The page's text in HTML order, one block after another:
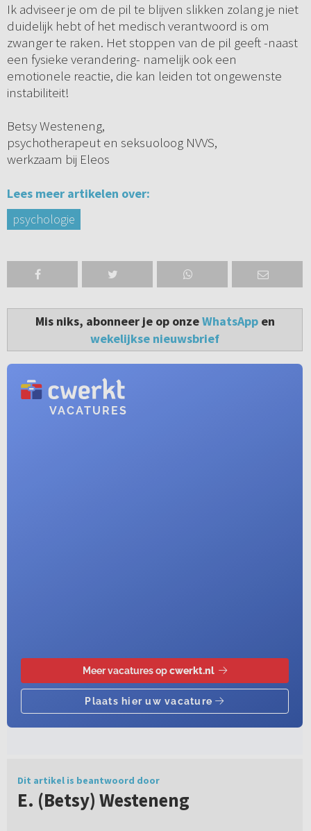
Ik adviseer je om de pil te blijven slikken zolang je niet
duidelijk hebt of het medisch verantwoord is om
zwanger te raken. Het stoppen van de pil geeft -naast
een fysieke verandering- namelijk ook een
emotionele reactie, die kan leiden tot ongewenste
instabiliteit!
Betsy Westeneng,
psychotherapeut en seksuoloog NVVS,
werkzaam bij Eleos
Lees meer artikelen over:
psychologie
Mis niks, abonneer je op onzeWhatsAppen
wekelijkse nieuwsbrief
Dit artikel is beantwoord door
E. (Betsy) Westeneng